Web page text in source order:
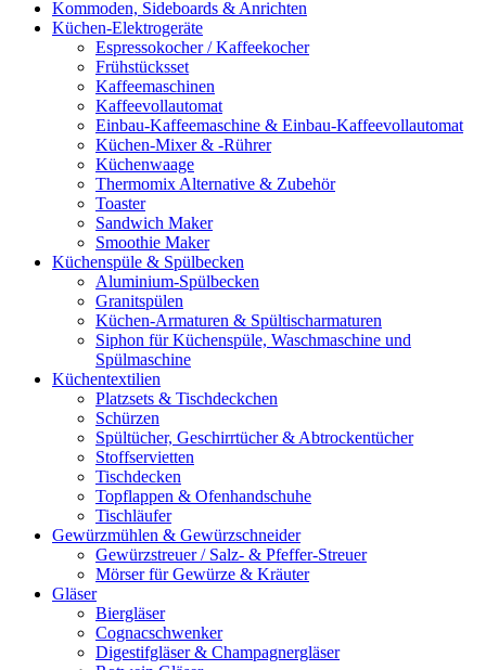
Kommoden, Sideboards & Anrichten
Küchen-Elektrogeräte
Espressokocher / Kaffeekocher
Frühstücksset
Kaffeemaschinen
Kaffeevollautomat
Einbau-Kaffeemaschine & Einbau-Kaffeevollautomat
Küchen-Mixer & -Rührer
Küchenwaage
Thermomix Alternative & Zubehör
Toaster
Sandwich Maker
Smoothie Maker
Küchenspüle & Spülbecken
Aluminium-Spülbecken
Granitspülen
Küchen-Armaturen & Spültischarmaturen
Siphon für Küchenspüle, Waschmaschine und
Spülmaschine
Küchentextilien
Platzsets & Tischdeckchen
Schürzen
Spültücher, Geschirrtücher & Abtrockentücher
Stoffservietten
Tischdecken
Topflappen & Ofenhandschuhe
Tischläufer
Gewürzmühlen & Gewürzschneider
Gewürzstreuer / Salz- & Pfeffer-Streuer
Mörser für Gewürze & Kräuter
Gläser
Biergläser
Cognacschwenker
Digestifgläser & Champagnergläser